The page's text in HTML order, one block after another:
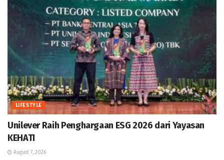
LIFESTYLE
Unilever Raih Penghargaan ESG 2026 dari Yayasan
KEHATI
August 7, 2026